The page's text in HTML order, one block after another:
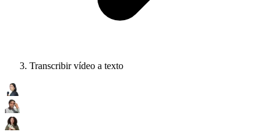
Transcribir vídeo a texto